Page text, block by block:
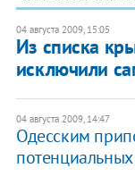
04 августа 2009, 15:05
Из списка
исключили
04 августа 2009, 14:47
Одесским